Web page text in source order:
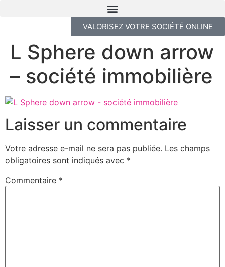
VALORISEZ VOTRE SOCIÉTÉ ONLINE
L Sphere down arrow
– société immobilière
Laisser un commentaire
Votre adresse e-mail ne sera pas publiée. Les champs
obligatoires sont indiqués avec *
Commentaire *